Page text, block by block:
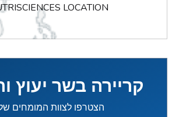
LOCATION
קריירה בשר יעוץ
הצטרפו לצוות המומחים